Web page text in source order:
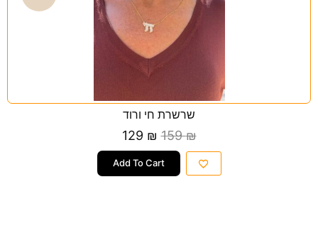
‏שרשרת חי ורוד
159₪
129 ₪
Add To Cart